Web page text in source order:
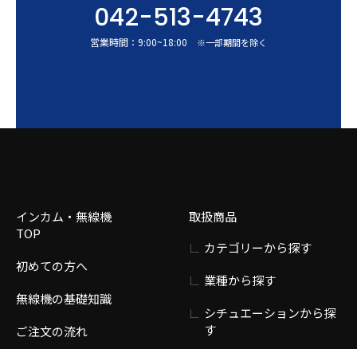
042-513-4743
営業時間： 9:00~18:00 ※一部期間を除く
インカム・無線機
TOP
初めての方へ
無線機の基礎知識
ご注文の流れ
取扱商品
カテゴリーから探す
業種から探す
シチュエーションから探
す